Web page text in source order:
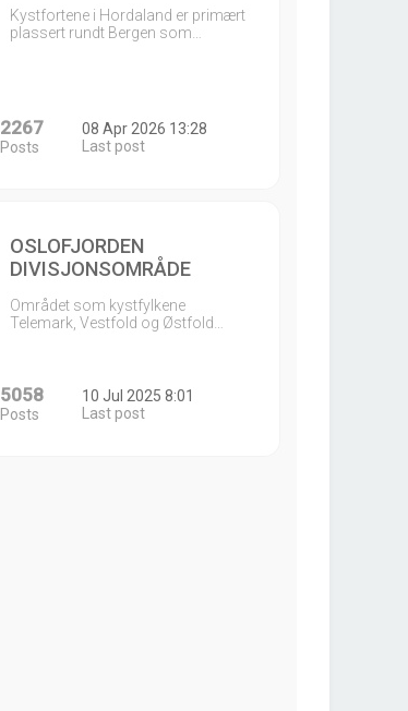
Kystfortene i Hordaland er primært
plassert rundt Bergen som…
2267
Posts
08 Apr 2026 13:28
Last post
OSLOFJORDEN
DIVISJONSOMRÅDE
Området som kystfylkene
Telemark, Vestfold og Østfold…
5058
Posts
10 Jul 2025 8:01
Last post